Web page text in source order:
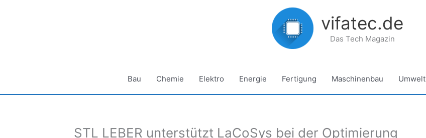
vifatec.de
Das Tech Magazin
Bau Chemie Elektro Energie Fertigung Maschinenbau Umwelt
STL LEBER unterstützt LaCoSys bei der Optimierung